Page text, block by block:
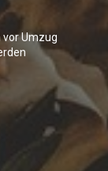
Umzug